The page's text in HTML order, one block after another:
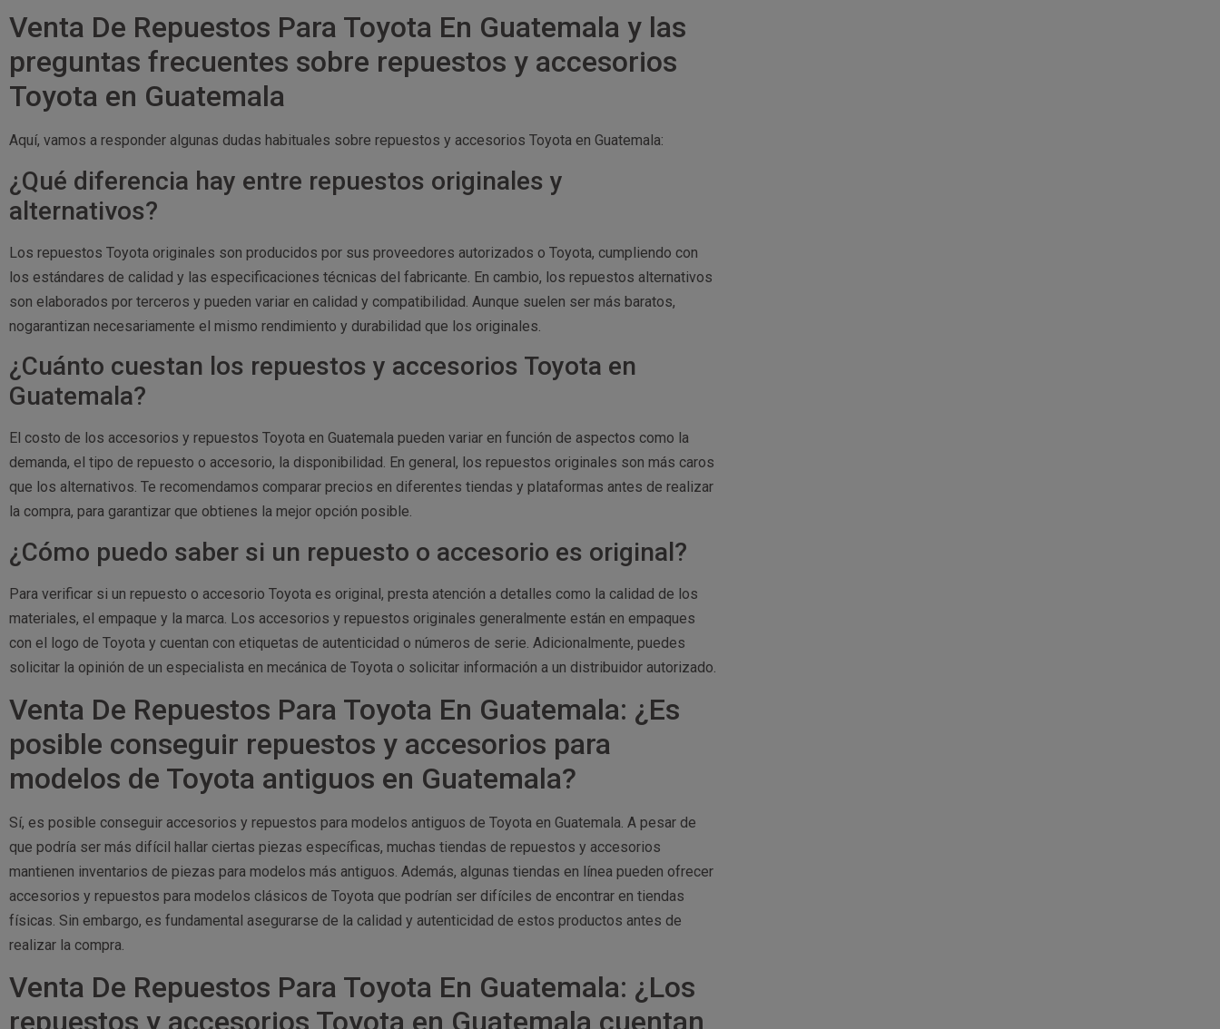
Venta De Repuestos Para Toyota En Guatemala y las
preguntas frecuentes sobre repuestos y accesorios
Toyota en Guatemala
Aquí, vamos a responder algunas dudas habituales sobre repuestos y accesorios Toyota en Guatemala:
¿Qué diferencia hay entre repuestos originales y
alternativos?
Los repuestos Toyota originales son producidos por sus proveedores autorizados o Toyota, cumpliendo con
los estándares de calidad y las especificaciones técnicas del fabricante. En cambio, los repuestos alternativos
son elaborados por terceros y pueden variar en calidad y compatibilidad. Aunque suelen ser más baratos,
nogarantizan necesariamente el mismo rendimiento y durabilidad que los originales.
¿Cuánto cuestan los repuestos y accesorios Toyota en
Guatemala?
El costo de los accesorios y repuestos Toyota en Guatemala pueden variar en función de aspectos como la
demanda, el tipo de repuesto o accesorio, la disponibilidad. En general, los repuestos originales son más caros
que los alternativos. Te recomendamos comparar precios en diferentes tiendas y plataformas antes de realizar
la compra, para garantizar que obtienes la mejor opción posible.
¿Cómo puedo saber si un repuesto o accesorio es original?
Para verificar si un repuesto o accesorio Toyota es original, presta atención a detalles como la calidad de los
materiales, el empaque y la marca. Los accesorios y repuestos originales generalmente están en empaques
con el logo de Toyota y cuentan con etiquetas de autenticidad o números de serie. Adicionalmente, puedes
solicitar la opinión de un especialista en mecánica de Toyota o solicitar información a un distribuidor autorizado.
Venta De Repuestos Para Toyota En Guatemala: ¿Es
posible conseguir repuestos y accesorios para
modelos de Toyota antiguos en Guatemala?
Sí, es posible conseguir accesorios y repuestos para modelos antiguos de Toyota en Guatemala. A pesar de
que podría ser más difícil hallar ciertas piezas específicas, muchas tiendas de repuestos y accesorios
mantienen inventarios de piezas para modelos más antiguos. Además, algunas tiendas en línea pueden ofrecer
accesorios y repuestos para modelos clásicos de Toyota que podrían ser difíciles de encontrar en tiendas
físicas. Sin embargo, es fundamental asegurarse de la calidad y autenticidad de estos productos antes de
realizar la compra.
Venta De Repuestos Para Toyota En Guatemala: ¿Los
repuestos y accesorios Toyota en Guatemala cuentan